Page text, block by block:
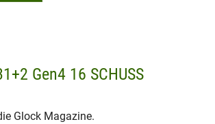
Gen4 16 SCHUSS
Glock Magazine.